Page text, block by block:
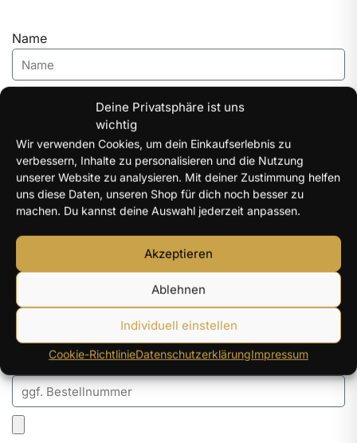
Deine Privatsphäre ist uns
wichtig
Wir verwenden Cookies, um dein Einkaufserlebnis zu
verbessern, Inhalte zu personalisieren und die Nutzung
unserer Website zu analysieren. Mit deiner Zustimmung helfen
uns diese Daten, unseren Shop für dich noch besser zu
machen. Du kannst deine Auswahl jederzeit anpassen.
Akzeptieren
Ablehnen
Individuell einstellen
Cookie-RichtlinieDatenschutzerklärungImpressum
Name
Ihr Anliegen
Nachricht
Bestellnummer